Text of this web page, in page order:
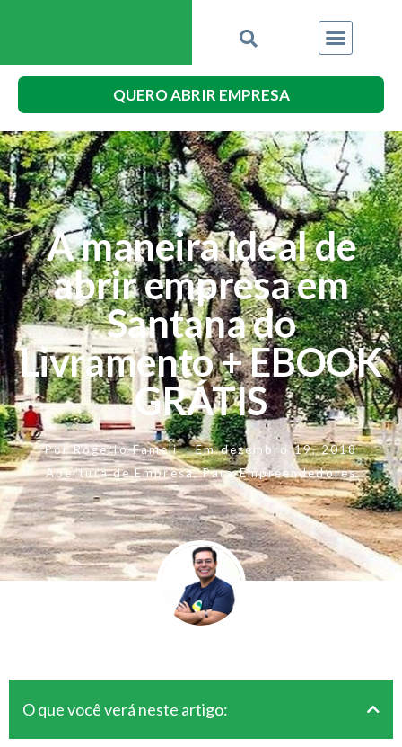
QUERO ABRIR EMPRESA
A maneira ideal de
abrir empresa em
Santana do
Livramento + EBOOK
GRÁTIS
PorRogerio Fameli Em dezembro 19, 2018
Abertura de Empresa,Para Empreendedores
O que você verá neste artigo: